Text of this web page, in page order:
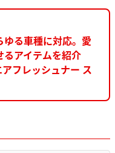
ゆる車種に対応。愛
アイテムを紹介
アフレッシュナー ス